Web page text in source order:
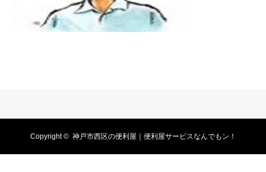
Copyright © 神戸市西区の便利屋｜便利屋サービスなんでもン！